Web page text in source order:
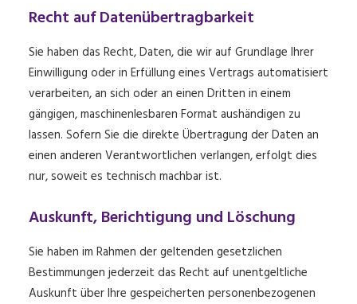
Recht auf Daten­übertrag­barkeit
Sie haben das Recht, Daten, die wir auf Grundlage Ihrer
Einwilligung oder in Erfüllung eines Vertrags automatisiert
verarbeiten, an sich oder an einen Dritten in einem
gängigen, maschinenlesbaren Format aushändigen zu
lassen. Sofern Sie die direkte Übertragung der Daten an
einen anderen Verantwortlichen verlangen, erfolgt dies
nur, soweit es technisch machbar ist.
Auskunft, Berichtigung und Löschung
Sie haben im Rahmen der geltenden gesetzlichen
Bestimmungen jederzeit das Recht auf unentgeltliche
Auskunft über Ihre gespeicherten personenbezogenen